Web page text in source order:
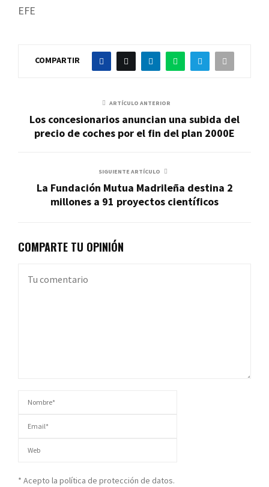
EFE
COMPARTIR
ARTÍCULO ANTERIOR
Los concesionarios anuncian una subida del
precio de coches por el fin del plan 2000E
SIGUIENTE ARTÍCULO
La Fundación Mutua Madrileña destina 2
millones a 91 proyectos científicos
COMPARTE TU OPINIÓN
* Acepto la política de protección de datos.